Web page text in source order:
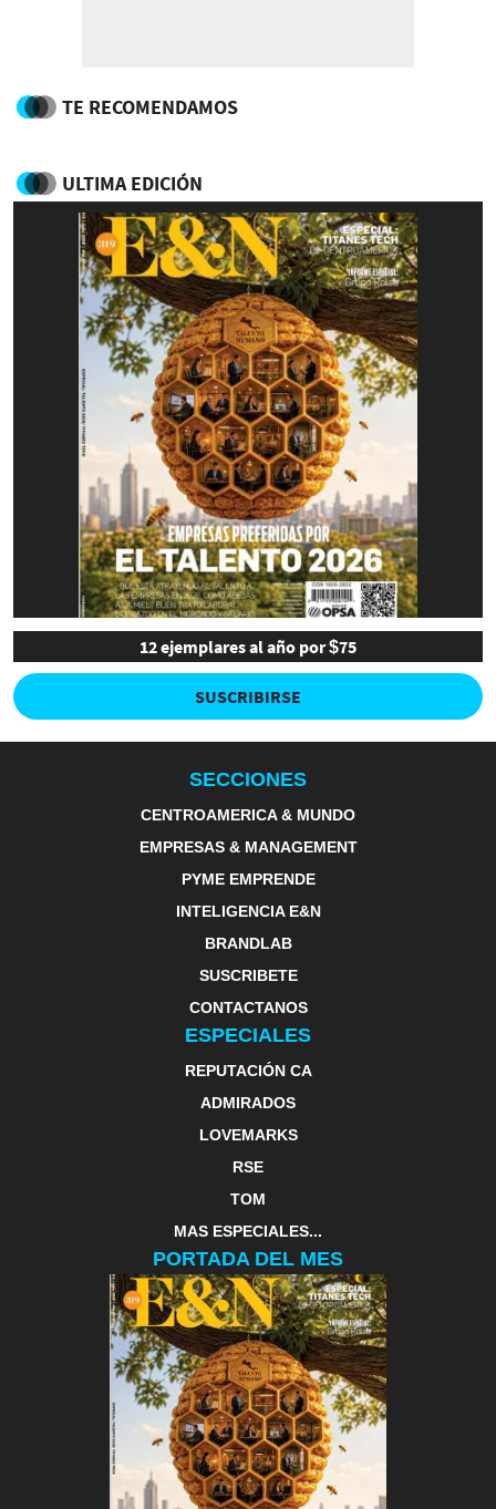
TE RECOMENDAMOS
ULTIMA EDICIÓN
12 ejemplares al año por $75
SUSCRIBIRSE
SECCIONES
CENTROAMERICA & MUNDO
EMPRESAS & MANAGEMENT
PYME EMPRENDE
INTELIGENCIA E&N
BRANDLAB
SUSCRIBETE
CONTACTANOS
ESPECIALES
REPUTACIÓN CA
ADMIRADOS
LOVEMARKS
RSE
TOM
MAS ESPECIALES...
PORTADA DEL MES